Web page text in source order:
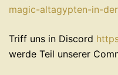
magic-altagypten-in-
Triff uns in ⁠⁠Discord
werde Teil unserer